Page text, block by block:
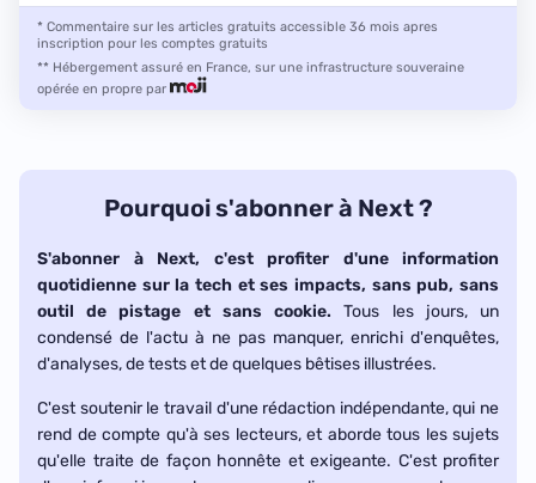
* Commentaire sur les articles gratuits accessible 36 mois apres
inscription pour les comptes gratuits
** Hébergement assuré en France, sur une infrastructure souveraine
opérée en propre par
Pourquoi s'abonner à Next ?
S'abonner à Next, c'est profiter d'une information
quotidienne sur la tech et ses impacts, sans pub, sans
outil de pistage et sans cookie. Tous les jours, un
condensé de l'actu à ne pas manquer, enrichi d'enquêtes,
d'analyses, de tests et de quelques bêtises illustrées.
C'est soutenir le travail d'une rédaction indépendante, qui ne
rend de compte qu'à ses lecteurs, et aborde tous les sujets
qu'elle traite de façon honnête et exigeante. C'est profiter